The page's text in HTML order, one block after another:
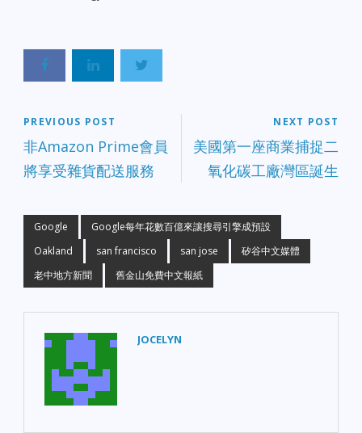
PREVIOUS POST
非Amazon Prime會員
將享受雜貨配送服務
NEXT POST
美國第一座商業捕捉二
氧化碳工廠灣區誕生
Google
Google每年花數百億來讓搜尋引擎成預設
Oakland
san francisco san jose
矽谷中文媒體
老中地方新聞
舊金山免費中文報紙
JOCELYN